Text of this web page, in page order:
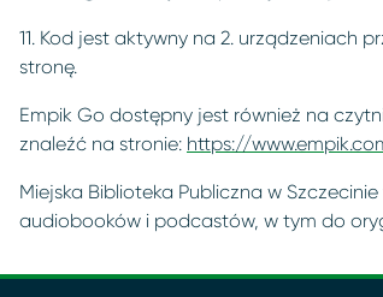
11. Kod jest aktywny na 2.
stronę.
Empik Go dostępny jest również na
znaleźć na stronie: https://
Miejska Biblioteka Publiczna w
audiobooków i podcastów, w tym do